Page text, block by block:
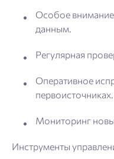
Особое
данным.
Регулярная
Оперативное
первоисточниках.
Мониторинг
Инструменты